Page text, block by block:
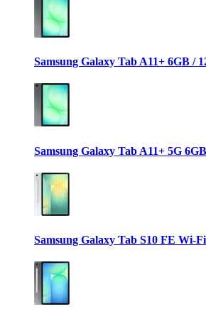
Samsung Galaxy Tab A11+ 6GB /
Samsung Galaxy Tab A11+ 5G
Samsung Galaxy Tab S10 FE Wi-